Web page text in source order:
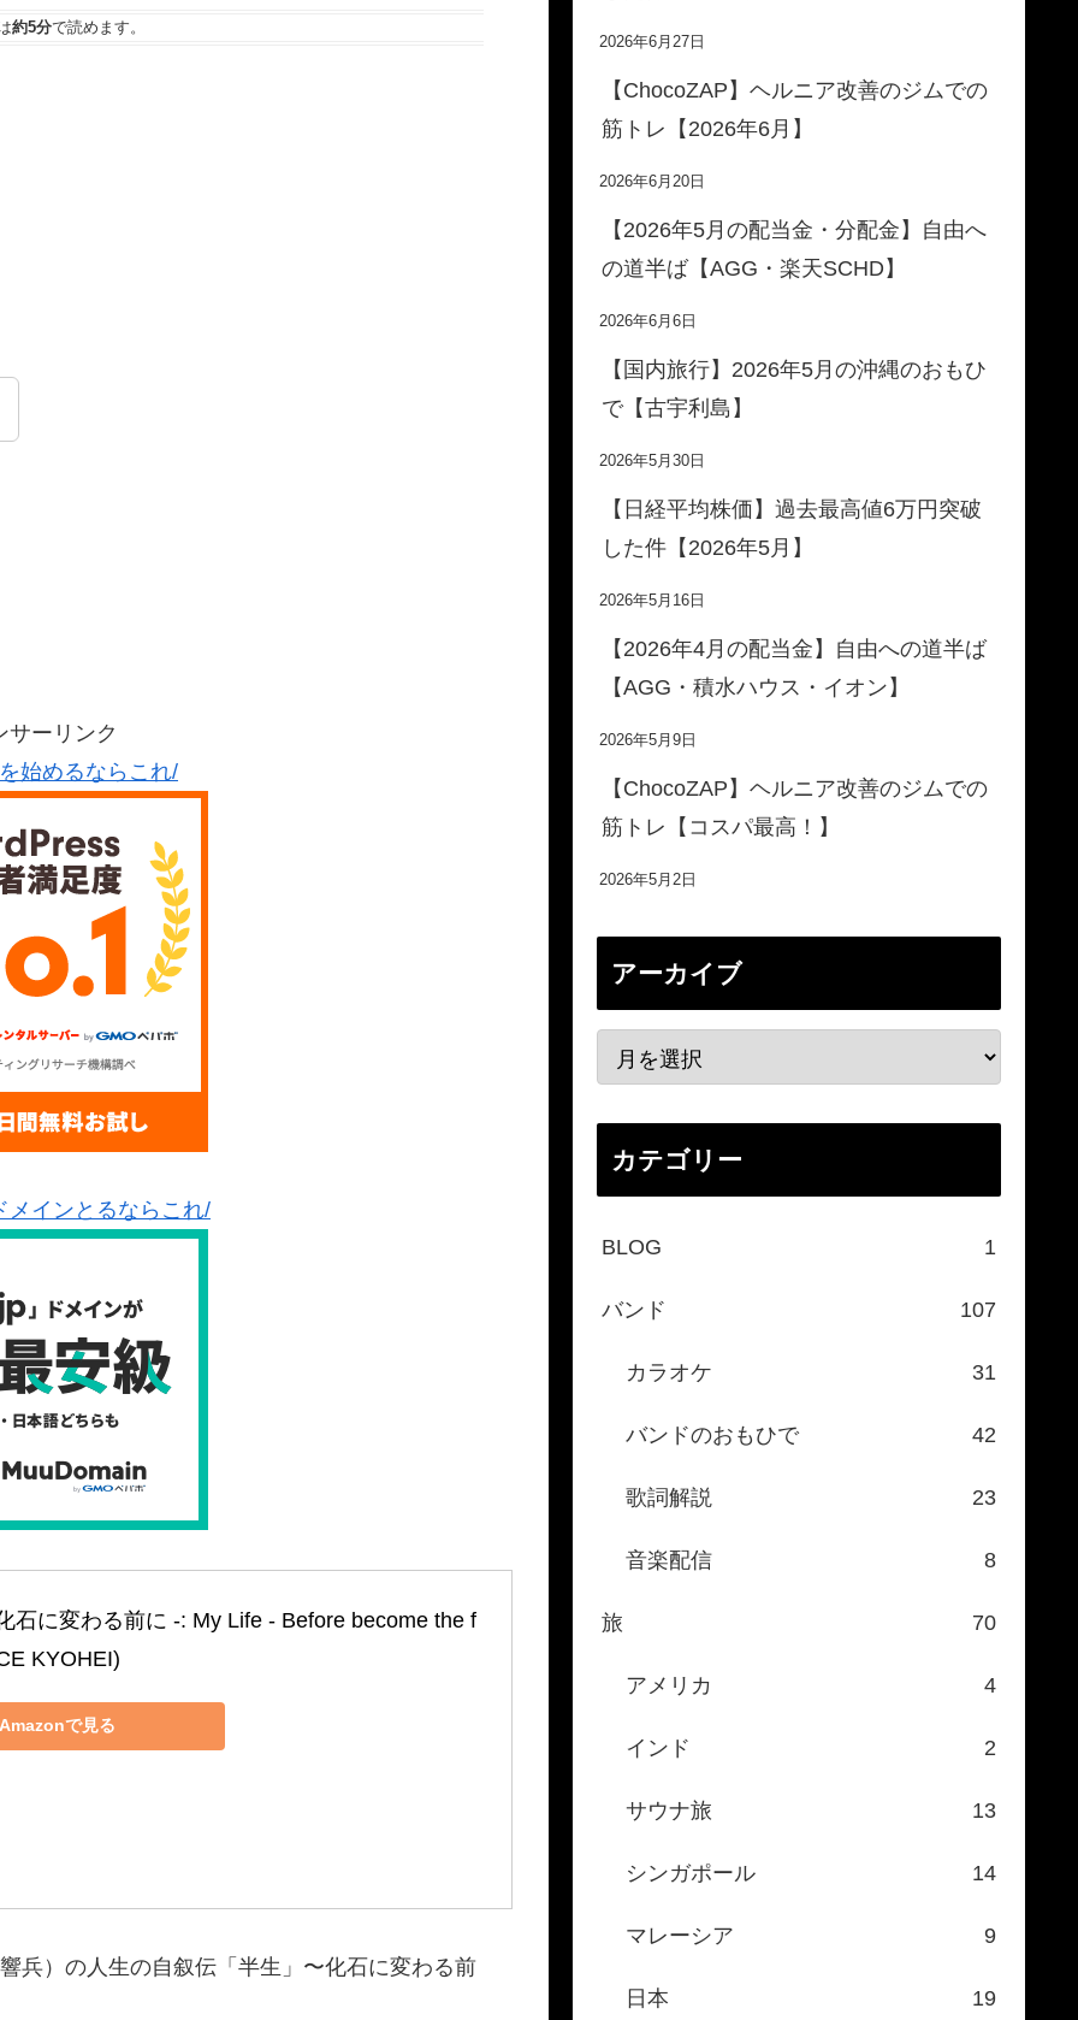
約5分で読めます。
サーリンク
始めるならこれ/
メインとるならこれ/
石に変わる前に ‐: My Life ‐ Before become the f
KYOHEI)
で見る
兵）の人生の自叙伝「半生」〜化石に変わる前
2026年6月27日
【ChocoZAP】ヘルニア改善のジムでの
筋トレ【2026年6月】
2026年6月20日
【2026年5月の配当金・分配金】自由へ
の道半ば【AGG・楽天SCHD】
2026年6月6日
【国内旅行】2026年5月の沖縄のおもひ
で【古宇利島】
2026年5月30日
【日経平均株価】過去最高値6万円突破
した件【2026年5月】
2026年5月16日
【2026年4月の配当金】自由への道半ば
【AGG・積水ハウス・イオン】
2026年5月9日
【ChocoZAP】ヘルニア改善のジムでの
筋トレ【コスパ最高！】
2026年5月2日
アーカイブ
カテゴリー
BLOG 1
バンド 107
カラオケ 31
バンドのおもひで 42
歌詞解説 23
音楽配信 8
旅 70
アメリカ 4
インド 2
サウナ旅 13
シンガポール 14
マレーシア 9
日本 19